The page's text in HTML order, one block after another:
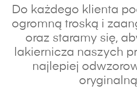
Do każdego klienta
ogromną troską i
oraz staramy się,
lakiernicza naszych
najlepiej